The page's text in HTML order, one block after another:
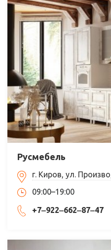
Русмебель
г. Киров, ул.
09:00–19:00
+7‒922‒662‒87‒47